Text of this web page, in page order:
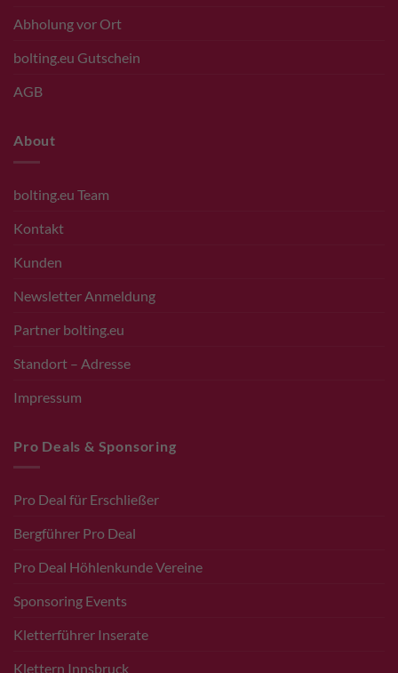
Abholung vor Ort
bolting.eu Gutschein
AGB
About
bolting.eu Team
Kontakt
Kunden
Newsletter Anmeldung
Partner bolting.eu
Standort – Adresse
Impressum
Pro Deals & Sponsoring
Pro Deal für Erschließer
Bergführer Pro Deal
Pro Deal Höhlenkunde Vereine
Sponsoring Events
Kletterführer Inserate
Klettern Innsbruck